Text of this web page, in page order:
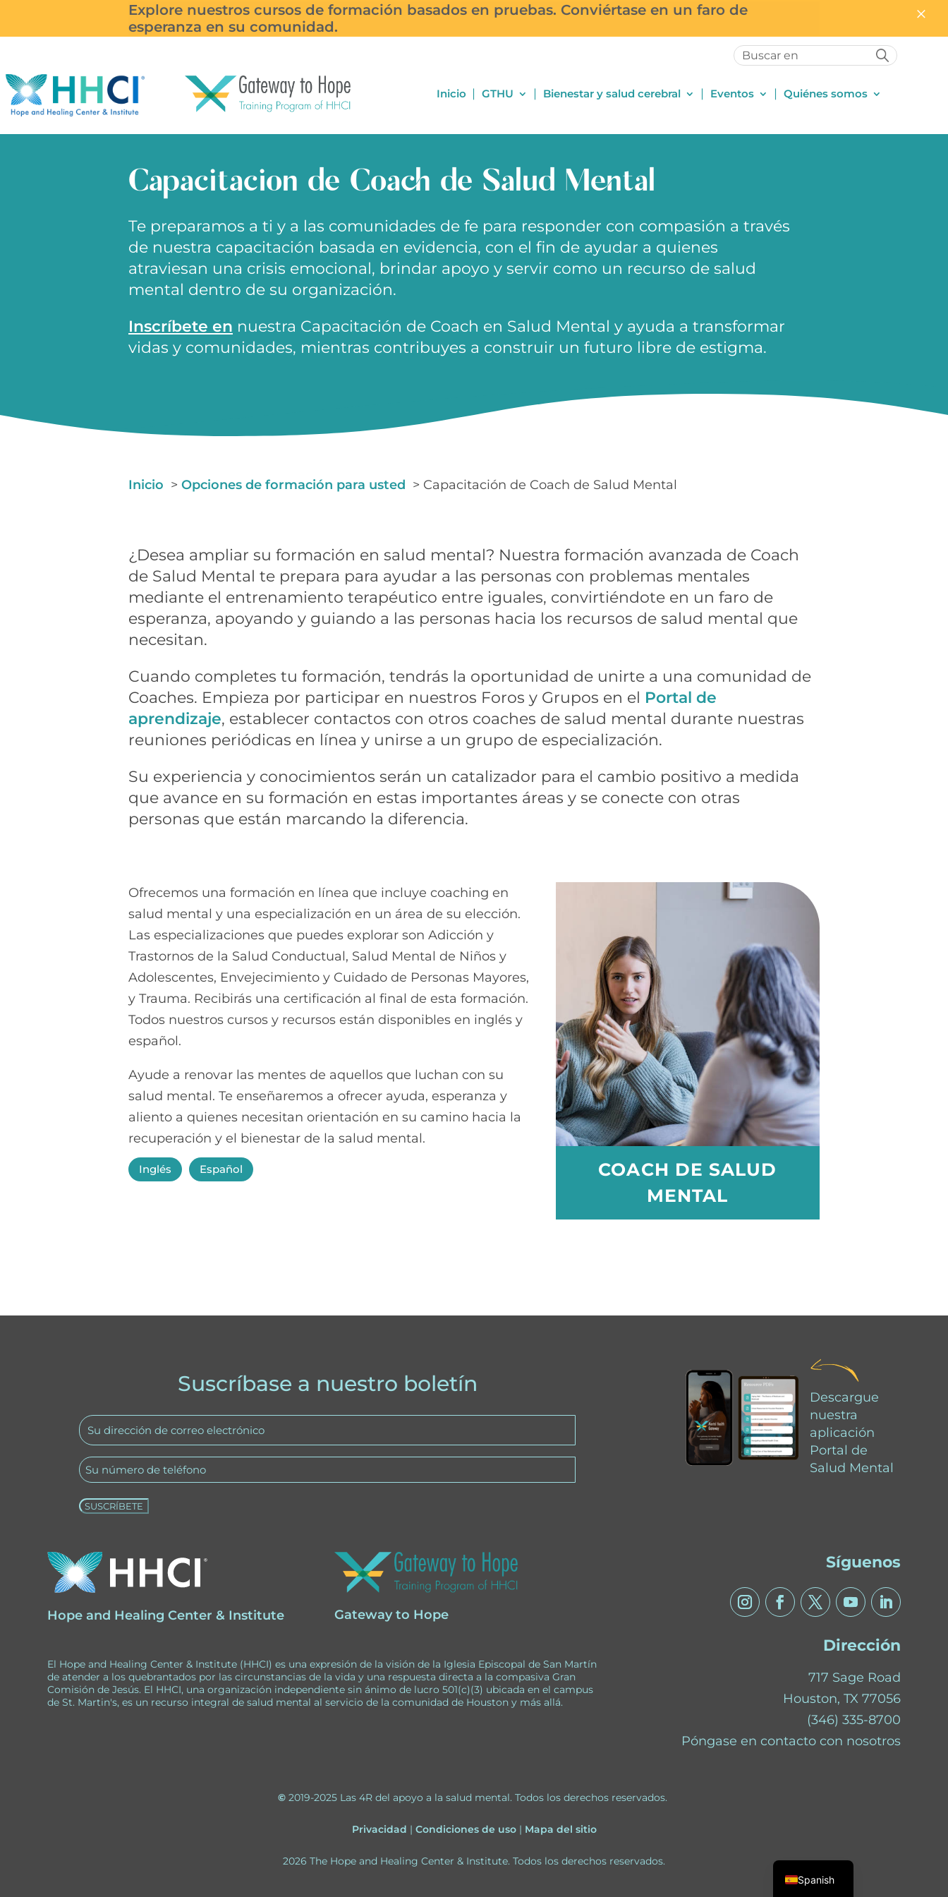
Inicio GTHU Bienestar y salud cerebral Eventos Quiénes somos
Capacitación de Coach de Salud Mental
Te preparamos a ti y a las comunidades de fe para responder con compasión a través
de nuestra capacitación basada en evidencia, con el fin de ayudar a quienes
atraviesan una crisis emocional, brindar apoyo y servir como un recurso de salud
mental dentro de su organización.
Inscríbete en nuestra Capacitación de Coach en Salud Mental y ayuda a transformar
vidas y comunidades, mientras contribuyes a construir un futuro libre de estigma.
Inicio Opciones de formación para usted Capacitación de Coach de Salud Mental
¿Desea ampliar su formación en salud mental? Nuestra formación avanzada de Coach
de Salud Mental te prepara para ayudar a las personas con problemas mentales
mediante el entrenamiento terapéutico entre iguales, convirtiéndote en un faro de
esperanza, apoyando y guiando a las personas hacia los recursos de salud mental que
necesitan.
Cuando completes tu formación, tendrás la oportunidad de unirte a una comunidad de
Coaches. Empieza por participar en nuestros Foros y Grupos en el Portal de
aprendizaje, establecer contactos con otros coaches de salud mental durante nuestras
reuniones periódicas en línea y unirse a un grupo de especialización.
Su experiencia y conocimientos serán un catalizador para el cambio positivo a medida
que avance en su formación en estas importantes áreas y se conecte con otras
personas que están marcando la diferencia.
Ofrecemos una formación en línea que incluye coaching en
salud mental y una especialización en un área de su elección.
Las especializaciones que puedes explorar son Adicción y
Trastornos de la Salud Conductual, Salud Mental de Niños y
Adolescentes, Envejecimiento y Cuidado de Personas Mayores,
y Trauma. Recibirás una certificación al final de esta formación.
Todos nuestros cursos y recursos están disponibles en inglés y
español.
Ayude a renovar las mentes de aquellos que luchan con su
salud mental. Te enseñaremos a ofrecer ayuda, esperanza y
aliento a quienes necesitan orientación en su camino hacia la
recuperación y el bienestar de la salud mental.
Inglés Español
COACH DE SALUD
MENTAL
Suscríbase a nuestro boletín
Su
dirección
de
electrónico
Teléfono
l
t
a
t
i
Descargue
nuestra
aplicación
Portal de
Salud Mental
Hope and Healing Center & Institute Gateway to Hope
El Hope and Healing Center & Institute (HHCI) es una expresión de la visión de la Iglesia Episcopal de San Martín
de atender a los quebrantados por las circunstancias de la vida y una respuesta directa a la compasiva Gran
Comisión de Jesús. El HHCI, una organización independiente sin ánimo de lucro 501(c)(3) ubicada en el campus
de St. Martin's, es un recurso integral de salud mental al servicio de la comunidad de Houston y más allá.
Síguenos
Dirección
717 Sage Road
Houston, TX 77056
(346) 335-8700
Póngase en contacto con nosotros
© 2019-2025 Las 4R del apoyo a la salud mental. Todos los derechos reservados.
Privacidad | Condiciones de uso| Mapa del sitio
2026 The Hope and Healing Center & Institute. Todos los derechos reservados.
Suscríbase a nuestro boletín ▲
Spanish
×
Explore nuestros cursos de formación basados en pruebas. Conviértase en un faro de
esperanza en su comunidad.
×